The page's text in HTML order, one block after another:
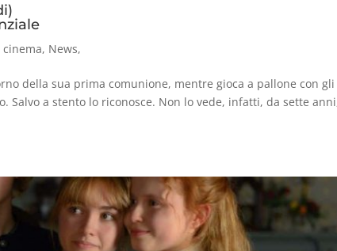
, News,
della sua prima comunione, mentre gioca a pallone con gli
Salvo a stento lo riconosce. Non lo vede, infatti, da sette